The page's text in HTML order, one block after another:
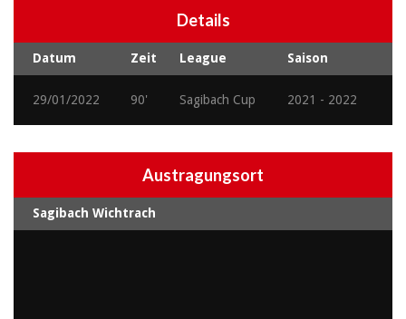
Details
Datum Zeit League Saison
29/01/2022 90' Sagibach Cup 2021 - 2022
Austragungsort
Sagibach Wichtrach